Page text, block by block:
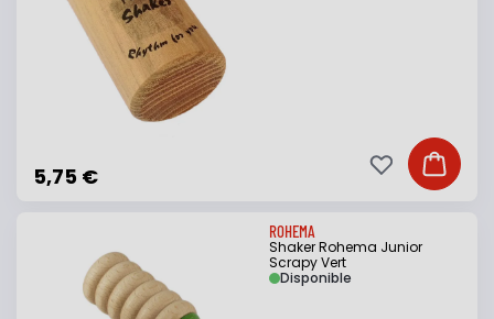
5,75 € Ajouter
Ajouter à ma
ROHEMA
Shaker Rohema Junior
Scrapy Vert
Disponible